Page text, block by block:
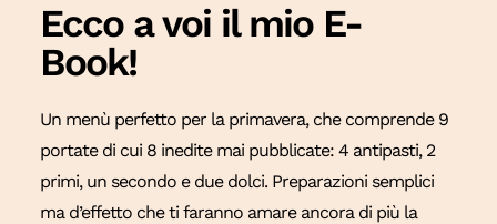
Ecco a voi il mio E-
Book!
Un menù perfetto per la primavera, che comprende 9
portate di cui 8 inedite mai pubblicate: 4 antipasti, 2
primi, un secondo e due dolci. Preparazioni semplici
ma d’effetto che ti faranno amare ancora di più la